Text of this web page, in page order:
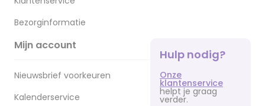
Bezorginformatie
Mijn account
Nieuwsbrief voorkeuren
Kalenderservice
Hulp nodig?
Onze
klantenservice
helpt je graag
verder.